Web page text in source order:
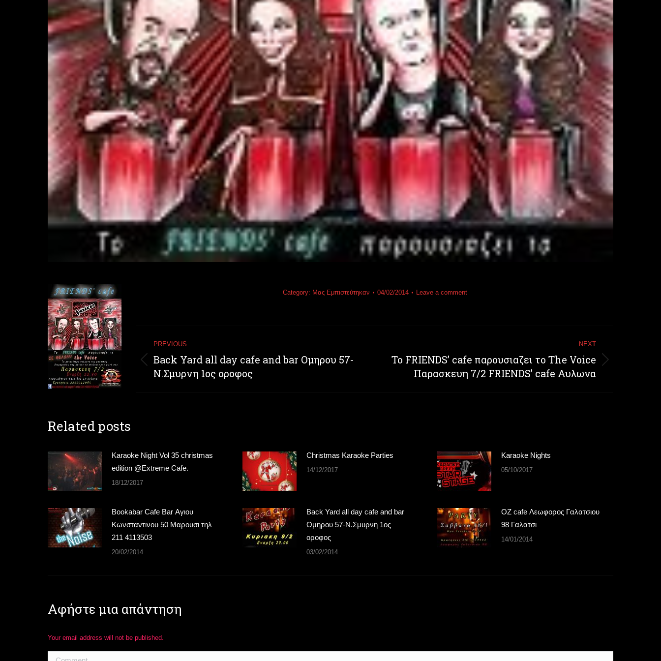
Category: Μας Εμπιστεύτηκαν 04/02/2014 Leave a comment
Post
navigation
PREVIOUS
Previous
post:
Back Yard all day cafe and bar Ομηρου 57-
Ν.Σμυρνη 1ος οροφος
NEXT
Next
Το FRIENDS’ cafe παρουσιαζει το The Voice
Παρασκευη 7/2 FRIENDS’ cafe Αυλωνα
Related posts
Karaoke Night Vol 35 christmas
edition @Extreme Cafe.
18/12/2017
Christmas Karaoke Parties
14/12/2017
Karaoke Nights
05/10/2017
Bookabar Cafe Bar Αγιου
Κωνσταντινου 50 Μαρουσι τηλ
211 4113503
20/02/2014
Back Yard all day cafe and bar
Ομηρου 57-Ν.Σμυρνη 1ος
οροφος
03/02/2014
OZ cafe Λεωφορος Γαλατσιου
98 Γαλατσι
14/01/2014
Αφήστε μια απάντηση
Your email address will not be published.
Comment